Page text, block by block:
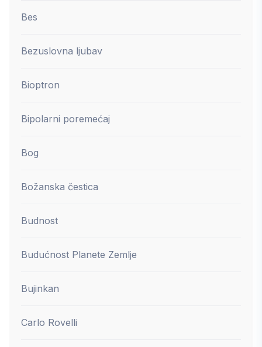
Bes
Bezuslovna ljubav
Bioptron
Bipolarni poremećaj
Bog
Božanska čestica
Budnost
Budućnost Planete Zemlje
Bujinkan
Carlo Rovelli